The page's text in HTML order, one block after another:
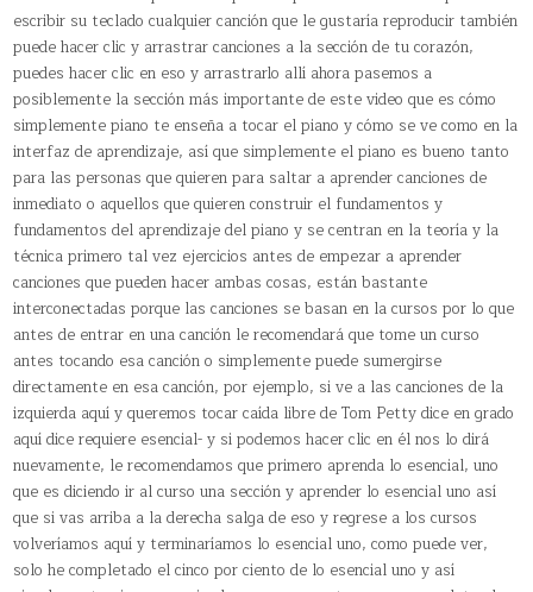
escribir su teclado cualquier canción que le gustaría reproducir también
puede hacer clic y arrastrar canciones a la sección de tu corazón,
puedes hacer clic en eso y arrastrarlo allí ahora pasemos a
posiblemente la sección más importante de este video que es cómo
simplemente piano te enseña a tocar el piano y cómo se ve como en la
interfaz de aprendizaje, así que simplemente el piano es bueno tanto
para las personas que quieren para saltar a aprender canciones de
inmediato o aquellos que quieren construir el fundamentos y
fundamentos del aprendizaje del piano y se centran en la teoría y la
técnica primero tal vez ejercicios antes de empezar a aprender
canciones que pueden hacer ambas cosas, están bastante
interconectadas porque las canciones se basan en la cursos por lo que
antes de entrar en una canción le recomendará que tome un curso
antes tocando esa canción o simplemente puede sumergirse
directamente en esa canción, por ejemplo, si ve a las canciones de la
izquierda aquí y queremos tocar caída libre de Tom Petty dice en grado
aquí dice requiere esencial- y si podemos hacer clic en él nos lo dirá
nuevamente, le recomendamos que primero aprenda lo esencial, uno
que es diciendo ir al curso una sección y aprender lo esencial uno así
que si vas arriba a la derecha salga de eso y regrese a los cursos
volveríamos aquí y terminaríamos lo esencial uno, como puede ver,
solo he completado el cinco por ciento de lo esencial uno y así